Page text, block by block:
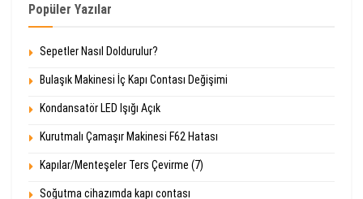
Popüler Yazılar
Sepetler Nasıl Doldurulur?
Bulaşık Makinesi İç Kapı Contası Değişimi
Kondansatör LED Işığı Açık
Kurutmalı Çamaşır Makinesi F62 Hatası
Kapılar/Menteşeler Ters Çevirme (7)
Soğutma cihazımda kapı contası